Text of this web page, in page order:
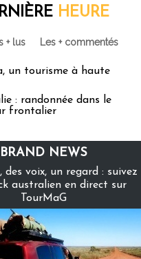
HEURE
+ lus Les + commentés
un tourisme à haute
: randonnée dans le
frontalier
BRAND NEWS
des voix, un regard : suivez
australien en direct sur
TourMaG